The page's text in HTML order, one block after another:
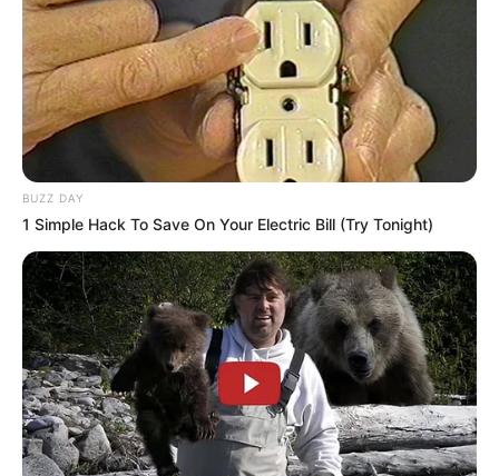
BUZZ DAY
1 Simple Hack To Save On Your Electric Bill (Try Tonight)